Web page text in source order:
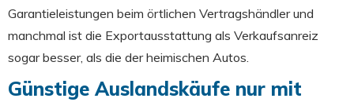
Garantieleistungen beim örtlichen Vertragshändler und
manchmal ist die Exportausstattung als Verkaufsanreiz
sogar besser, als die der heimischen Autos.
Günstige Auslandskäufe nur mit